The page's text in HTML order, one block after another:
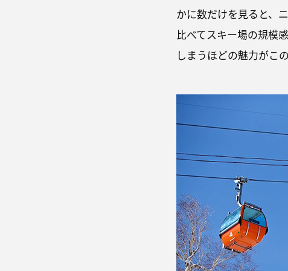
かに数だけを見ると、
比べてスキー場の規模
しまうほどの魅力がこ